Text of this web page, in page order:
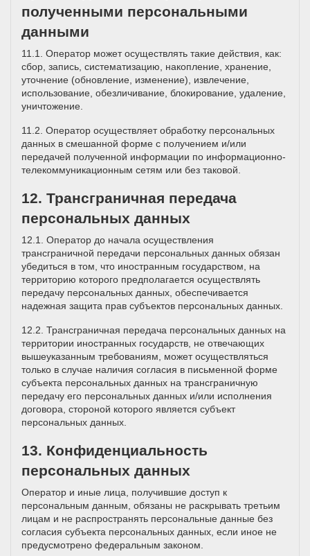
полученными персональными
данными
11.1. Оператор может осуществлять такие действия, как:
сбор, запись, систематизацию, накопление, хранение,
уточнение (обновление, изменение), извлечение,
использование, обезличивание, блокирование, удаление,
уничтожение.
11.2. Оператор осуществляет обработку персональных
данных в смешанной форме с получением и/или
передачей полученной информации по информационно-
телекоммуникационным сетям или без таковой.
12. Трансграничная передача
персональных данных
12.1. Оператор до начала осуществления
трансграничной передачи персональных данных обязан
убедиться в том, что иностранным государством, на
территорию которого предполагается осуществлять
передачу персональных данных, обеспечивается
надежная защита прав субъектов персональных данных.
12.2. Трансграничная передача персональных данных на
территории иностранных государств, не отвечающих
вышеуказанным требованиям, может осуществляться
только в случае наличия согласия в письменной форме
субъекта персональных данных на трансграничную
передачу его персональных данных и/или исполнения
договора, стороной которого является субъект
персональных данных.
13. Конфиденциальность
персональных данных
Оператор и иные лица, получившие доступ к
персональным данным, обязаны не раскрывать третьим
лицам и не распространять персональные данные без
согласия субъекта персональных данных, если иное не
предусмотрено федеральным законом.